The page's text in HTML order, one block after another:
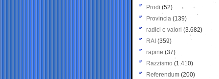
Prodi (52)
Provincia (139)
radici e valori (3.682)
RAI (359)
rapine (37)
Razzismo (1.410)
Referendum (200)